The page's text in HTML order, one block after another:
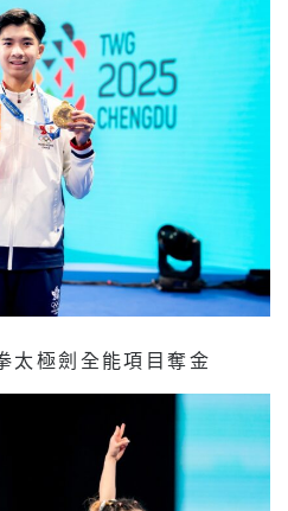
太極劍全能項目奪金